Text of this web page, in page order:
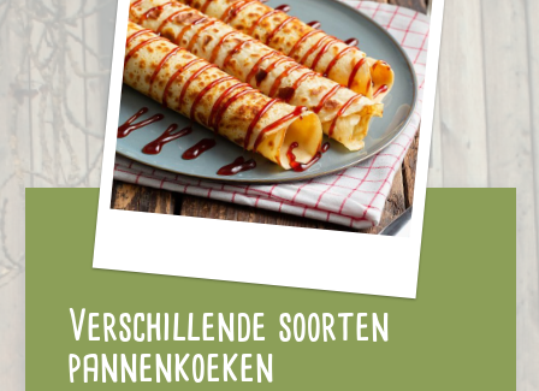
Verschillende soorten
pannenkoeken